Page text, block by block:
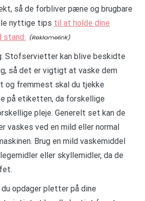
så de forbliver pæne og brugbare
nyttige tips til at holde dine
Stofservietter kan blive beskidte
så det er vigtigt at vaske dem
og fremmest skal du tjekke
på etiketten, da forskellige
pleje. Generelt set kan de
ved en mild eller normal
Brug en mild vaskemiddel
eller skyllemidler, da de
opdager pletter på dine